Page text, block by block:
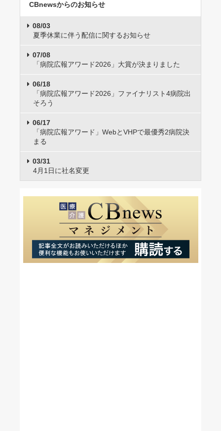
CBnewsからのお知らせ
08/03
夏季休業に伴う配信に関するお知らせ
07/08
「病院広報アワード2026」大賞が決まりました
06/18
「病院広報アワード2026」ファイナリスト4病院出
そろう
06/17
「病院広報アワード」WebとVHPで最優秀2病院決
まる
03/31
4月1日に社名変更